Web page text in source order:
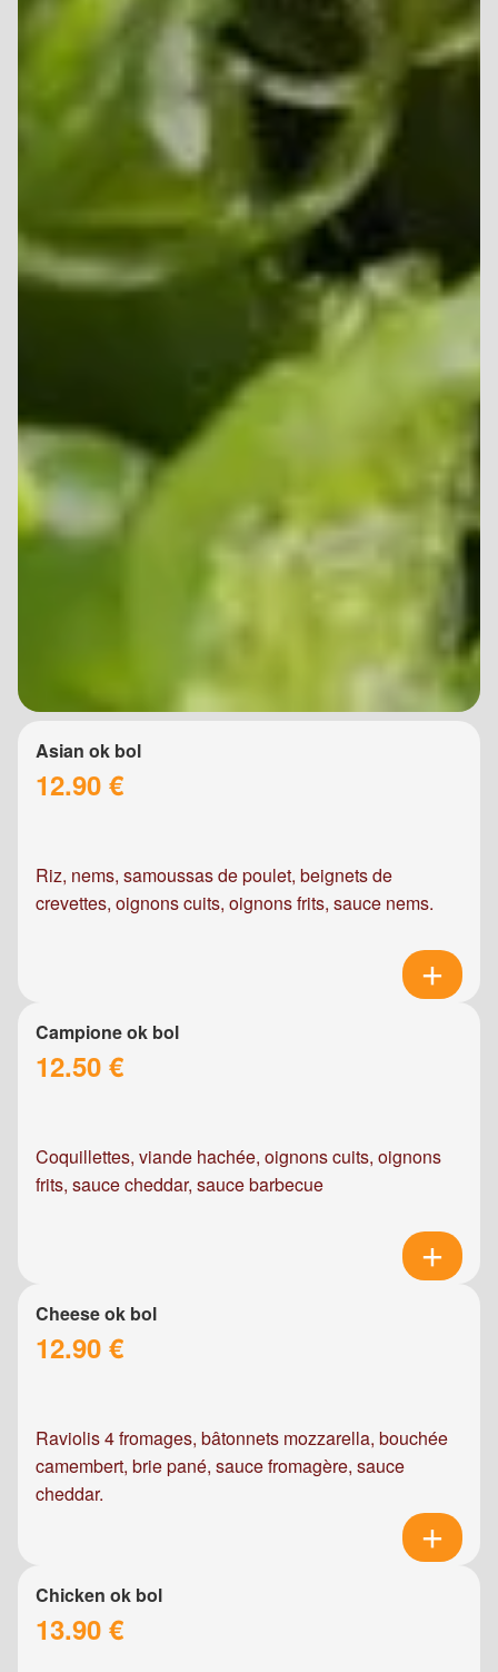
Asian ok bol
12.90 €
Riz, nems, samoussas de poulet, beignets de
crevettes, oignons cuits, oignons frits, sauce nems.
Campione ok bol
12.50 €
Coquillettes, viande hachée, oignons cuits, oignons
frits, sauce cheddar, sauce barbecue
Cheese ok bol
12.90 €
Raviolis 4 fromages, bâtonnets mozzarella, bouchée
camembert, brie pané, sauce fromagère, sauce
cheddar.
Chicken ok bol
13.90 €